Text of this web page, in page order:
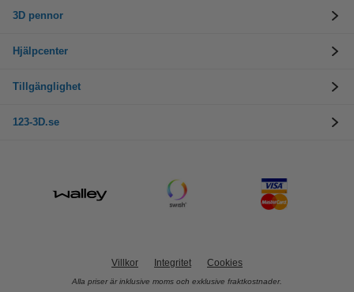
3D pennor
Hjälpcenter
Tillgänglighet
123-3D.se
Villkor Integritet Cookies
Alla priser är inklusive moms och exklusive fraktkostnader.